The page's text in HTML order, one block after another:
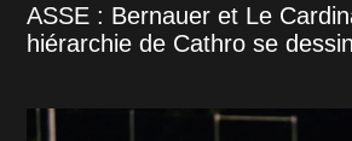
ASSE : Bernauer et Le
hiérarchie de Cathro se